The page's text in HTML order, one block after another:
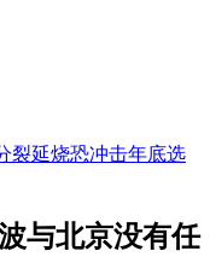
裂延烧恐冲击年底选
与北京没有任